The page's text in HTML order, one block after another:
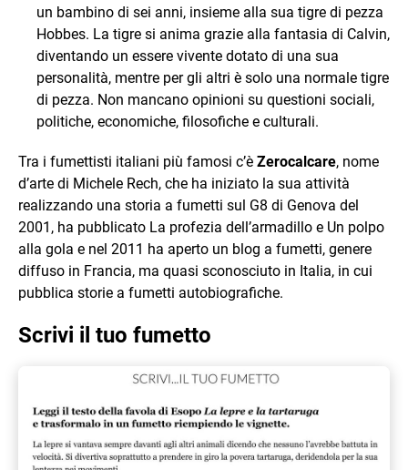
un bambino di sei anni, insieme alla sua tigre di pezza
Hobbes. La tigre si anima grazie alla fantasia di Calvin,
diventando un essere vivente dotato di una sua
personalità, mentre per gli altri è solo una normale tigre
di pezza. Non mancano opinioni su questioni sociali,
politiche, economiche, filosofiche e culturali.
Tra i fumettisti italiani più famosi c’è Zerocalcare, nome
d’arte di Michele Rech, che ha iniziato la sua attività
realizzando una storia a fumetti sul G8 di Genova del
2001, ha pubblicato La profezia dell’armadillo e Un polpo
alla gola e nel 2011 ha aperto un blog a fumetti, genere
diffuso in Francia, ma quasi sconosciuto in Italia, in cui
pubblica storie a fumetti autobiografiche.
Scrivi il tuo fumetto